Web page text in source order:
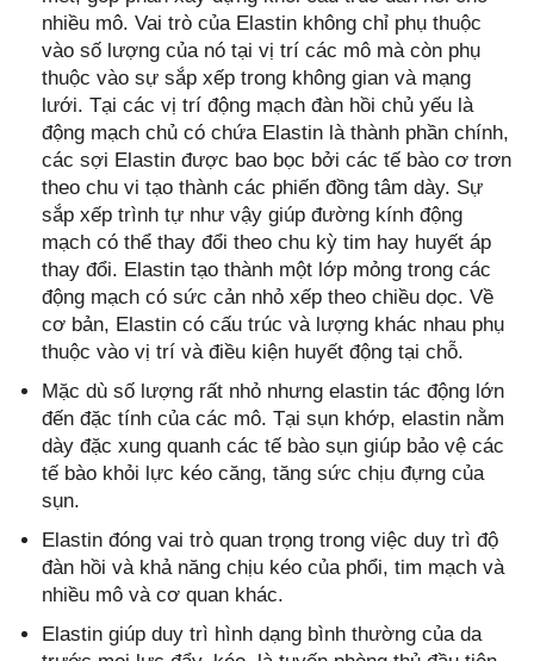
nhiều mô. Vai trò của Elastin không chỉ phụ thuộc
vào số lượng của nó tại vị trí các mô mà còn phụ
thuộc vào sự sắp xếp trong không gian và mạng
lưới. Tại các vị trí động mạch đàn hồi chủ yếu là
động mạch chủ có chứa Elastin là thành phần chính,
các sợi Elastin được bao bọc bởi các tế bào cơ trơn
theo chu vi tạo thành các phiến đồng tâm dày. Sự
sắp xếp trình tự như vậy giúp đường kính động
mạch có thể thay đổi theo chu kỳ tim hay huyết áp
thay đổi. Elastin tạo thành một lớp mỏng trong các
động mạch có sức cản nhỏ xếp theo chiều dọc. Về
cơ bản, Elastin có cấu trúc và lượng khác nhau phụ
thuộc vào vị trí và điều kiện huyết động tại chỗ.
Mặc dù số lượng rất nhỏ nhưng elastin tác động lớn
đến đặc tính của các mô. Tại sụn khớp, elastin nằm
dày đặc xung quanh các tế bào sụn giúp bảo vệ các
tế bào khỏi lực kéo căng, tăng sức chịu đựng của
sụn.
Elastin đóng vai trò quan trọng trong việc duy trì độ
đàn hồi và khả năng chịu kéo của phổi, tim mạch và
nhiều mô và cơ quan khác.
Elastin giúp duy trì hình dạng bình thường của da